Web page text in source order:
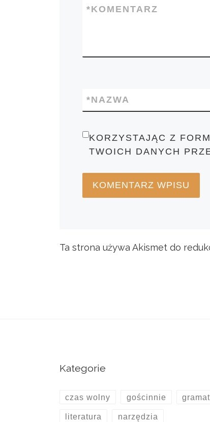
KOMENTARZ
*
NAZWA
*
KORZYSTAJĄC Z
TWOICH DANYCH
Ta strona używa Akismet do
Kategorie
czas wolny gościnnie
literatura narzędzia